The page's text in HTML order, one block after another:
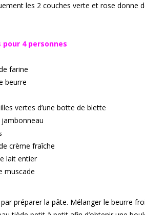
les 2 couches verte et rose donne
4 personnes
farine
beurre
vertes d’une botte de blette
crème fraîche
lait entier
muscade
préparer la pâte. Mélanger le beurre